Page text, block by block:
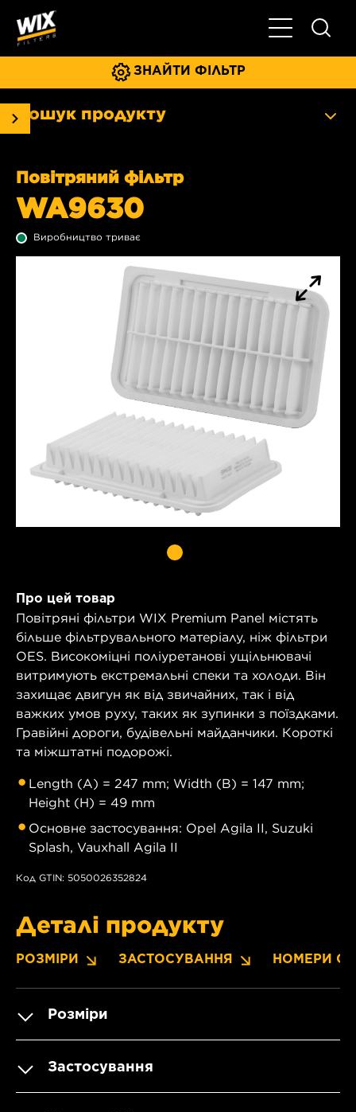
Увімкнути/
ЗНАЙТИ ФІЛЬТР
Пошук продукту
Повітряний фільтр
WA9630
Виробництво триває
Про цей товар
Повітряні фільтри WIX Premium Panel містять
більше фільтрувального матеріалу, ніж фільтри
OES. Високоміцні поліуретанові ущільнювачі
витримують екстремальні спеки та холоди. Він
захищає двигун як від звичайних, так і від
важких умов руху, таких як зупинки з поїздками.
Гравійні дороги, будівельні майданчики. Короткі
та міжштатні подорожі.
Length (A) = 247 mm; Width (B) = 147 mm;
Height (H) = 49 mm
Основне застосування: Opel Agila II, Suzuki
Splash, Vauxhall Agila II
Код GTIN: 5050026352824
Деталі продукту
РОЗМІРИ ЗАСТОСУВАННЯ НОМЕРИ OE
Розміри
Застосування